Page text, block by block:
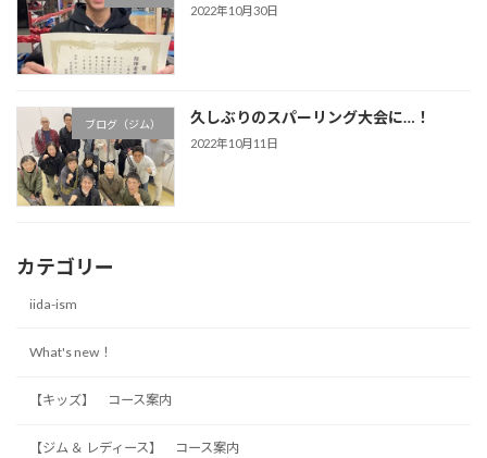
2022年10月30日
ブログ（ジム） 久しぶりのスパーリング大会に…！
2022年10月11日
カテゴリー
iida-ism
What's new！
【キッズ】 コース案内
【ジム ＆ レディース】 コース案内